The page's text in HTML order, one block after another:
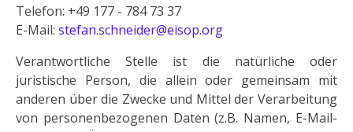
Telefon: +49 177 - 784 73 37
E-Mail: stefan.schneider@eisop.org
Verantwortliche Stelle ist die natürliche oder
juristische Person, die allein oder gemeinsam mit
anderen über die Zwecke und Mittel der Verarbeitung
von personenbezogenen Daten (z.B. Namen, E-Mail-